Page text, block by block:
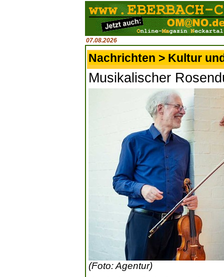
07.08.2026
Nachrichten > Kultur
Musikalischer
(Foto: Agentur)